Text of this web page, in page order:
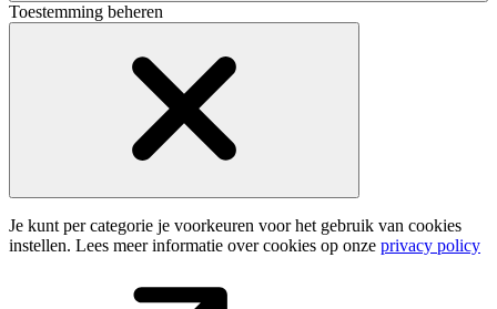
Toestemming beheren
Je kunt per categorie je voorkeuren voor het gebruik van cookies
instellen. Lees meer informatie over cookies op onze privacy policy